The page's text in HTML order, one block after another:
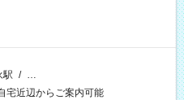
駅 / …
近辺からご案内可能